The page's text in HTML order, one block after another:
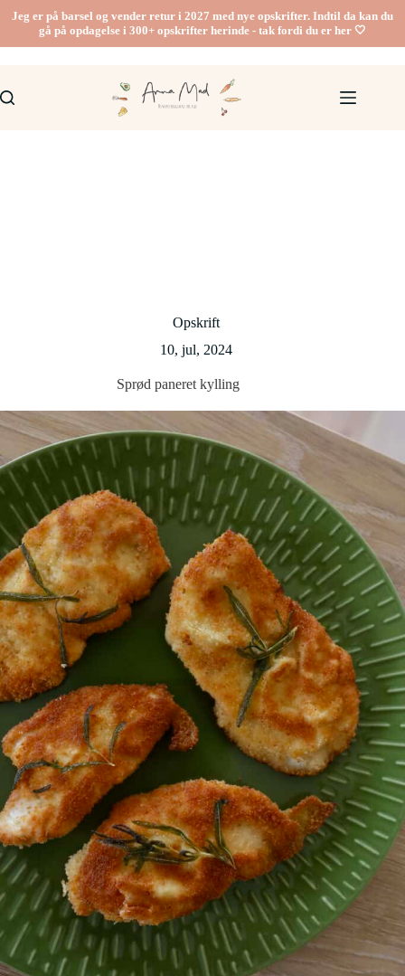
indhold
Jeg er på barsel og vender retur i 2027 med nye opskrifter. Indtil da kan du
gå på opdagelse i 300+ opskrifter herinde - tak fordi du er her 🤍
Opskrift
10, jul, 2024
Sprød paneret kylling